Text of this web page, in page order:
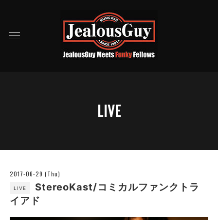
LIVE
2017-06-29 (Thu)
LIVE
StereoKast/コミカルファンクトラ
イアド